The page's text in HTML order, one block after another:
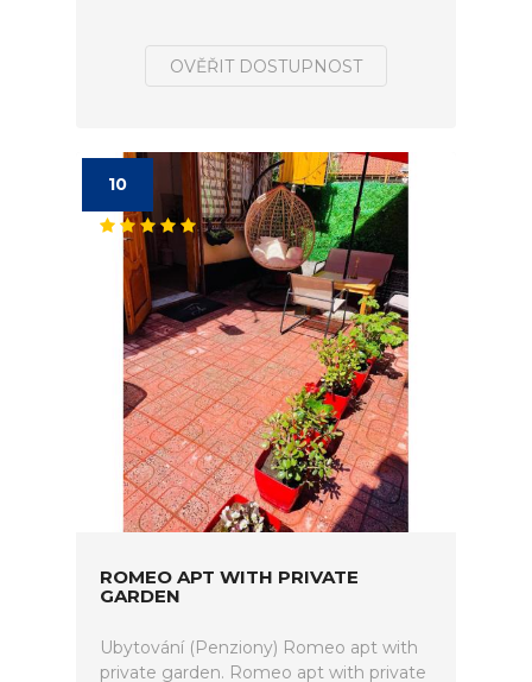
OVĚŘIT DOSTUPNOST
10
ROMEO APT WITH PRIVATE
GARDEN
Ubytování (Penziony) Romeo apt with
private garden. Romeo apt with private